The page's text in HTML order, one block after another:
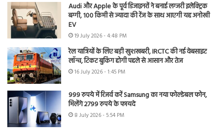
Audi और Apple के पूर्व डिजाइनरों ने बनाई लग्जरी इलेक्ट्रिक
बग्गी, 100 किमी से ज्यादा की रेंज के साथ आएगी यह अनोखी
EV
19 July 2026 - 4:48 PM
रेल यात्रियों के लिए बड़ी खुशखबरी, IRCTC की नई वेबसाइट
लॉन्च, टिकट बुकिंग होगी पहले से आसान और तेज
16 July 2026 - 1:45 PM
999 रुपये में रिजर्व करें Samsung का नया फोल्डेबल फोन,
मिलेंगे 2799 रुपये के फायदे
8 July 2026 - 5:54 PM